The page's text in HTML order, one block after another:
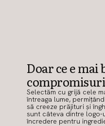
Doar ce e mai
compromisuri
Selectăm cu grijă cele
întreaga lume,
să creeze prăjituri și
sunt câteva dintre
încredere pentru